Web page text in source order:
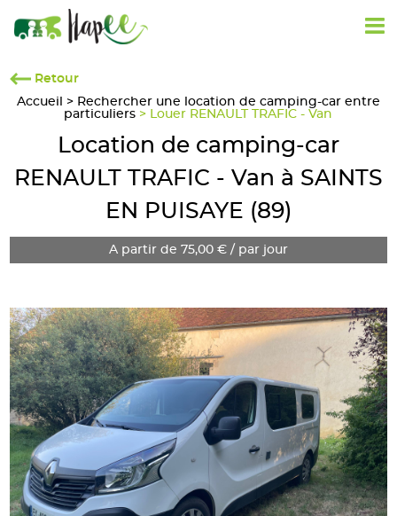
Retour
Accueil
> Rechercher une location de camping-car entre
particuliers > Louer RENAULT TRAFIC - Van
Location de camping-car
RENAULT TRAFIC - Van à SAINTS
EN PUISAYE (89)
A partir de 75,00 € / par jour